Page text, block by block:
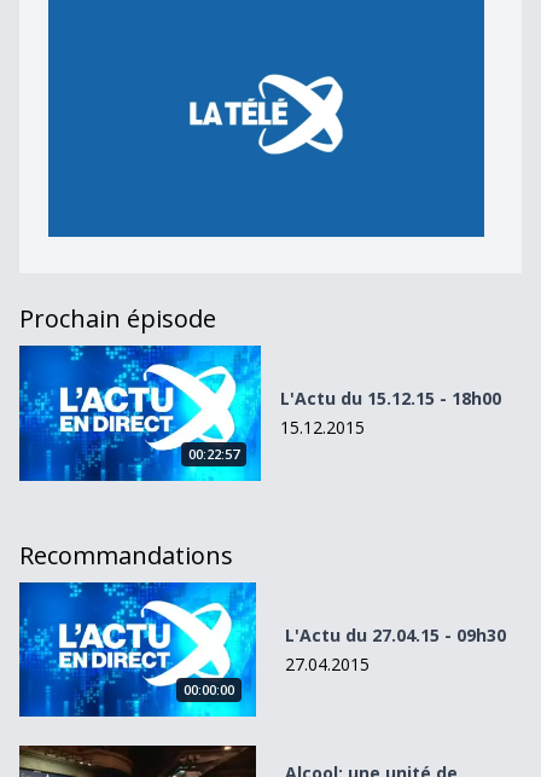
Prochain épisode
L&#039;Actu du 15.12.15 - 18h00
00:22:57
L'Actu du 15.12.15 - 18h00
15.12.2015
Recommandations
L&#039;Actu du 27.04.15 - 09h30
00:00:00
L'Actu du 27.04.15 - 09h30
27.04.2015
Alcool: une unité de dégrisement sera testée au CHUV à
Alcool: une unité de